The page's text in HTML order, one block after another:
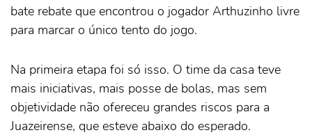
bate rebate que encontrou o jogador Arthuzinho livre
para marcar o único tento do jogo.
Na primeira etapa foi só isso. O time da casa teve
mais iniciativas, mais posse de bolas, mas sem
objetividade não ofereceu grandes riscos para a
Juazeirense, que esteve abaixo do esperado.